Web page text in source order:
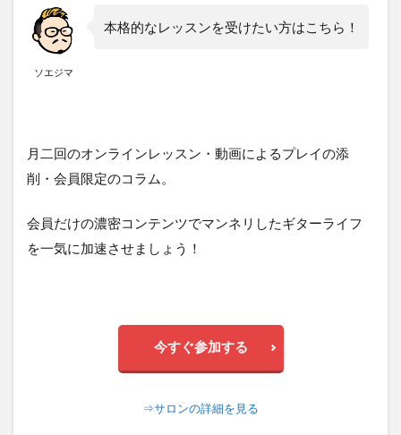
ソエジマ
本格的なレッスンを受けたい方はこちら！
月二回のオンラインレッスン・動画によるプレイの添
削・会員限定のコラム。
会員だけの濃密コンテンツでマンネリしたギターライフ
を一気に加速させましょう！
今すぐ参加する
⇒サロンの詳細を見る